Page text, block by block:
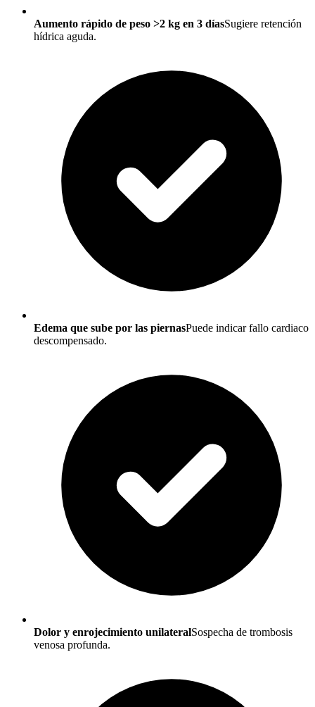
Aumento rápido de peso >2 kg en 3 díasSugiere retención
hídrica aguda.
Edema que sube por las piernasPuede indicar fallo cardiaco
descompensado.
Dolor y enrojecimiento unilateralSospecha de trombosis
venosa profunda.